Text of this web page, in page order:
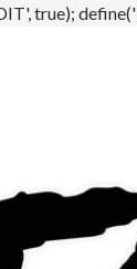
true);